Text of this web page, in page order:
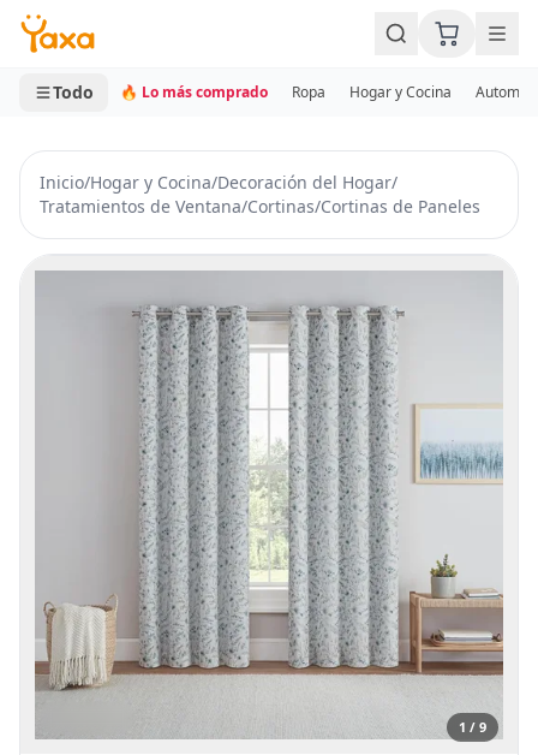
MINI CARRITO
0 productos
Todo 🔥 Lo más comprado Ropa Hogar y Cocina
Inicio/Hogar y Cocina/Decoración del Hogar/
Tratamientos de Ventana/Cortinas/Cortinas de Paneles
1 / 9